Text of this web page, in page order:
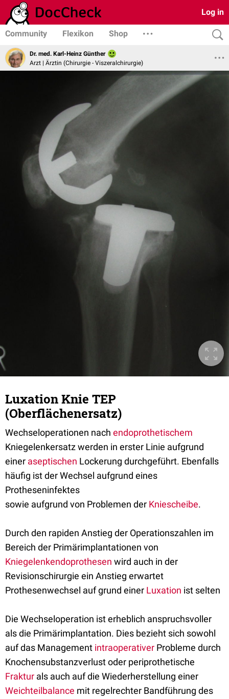
Log in
Community Flexikon Shop
Dr. med. Karl-Heinz Günther
Arzt | Ärztin (Chirurgie - Viszeralchirurgie)
Luxation Knie TEP
(Oberflächenersatz)
Wechseloperationen nach endoprothetischem
Kniegelenkersatz werden in erster Linie aufgrund
einer aseptischen Lockerung durchgeführt. Ebenfalls
häufig ist der Wechsel aufgrund eines
Protheseninfektes
sowie aufgrund von Problemen der Kniescheibe.
Durch den rapiden Anstieg der Operationszahlen im
Bereich der Primärimplantationen von
Kniegelenkendoprothesen wird auch in der
Revisionschirurgie ein Anstieg erwartet
Prothesenwechsel auf grund einer Luxation ist selten
Die Wechseloperation ist erheblich anspruchsvoller
als die Primärimplantation. Dies bezieht sich sowohl
auf das Management intraoperativer Probleme durch
Knochensubstanzverlust oder periprothetische
Fraktur als auch auf die Wiederherstellung einer
Weichteilbalance mit regelrechter Bandführung des